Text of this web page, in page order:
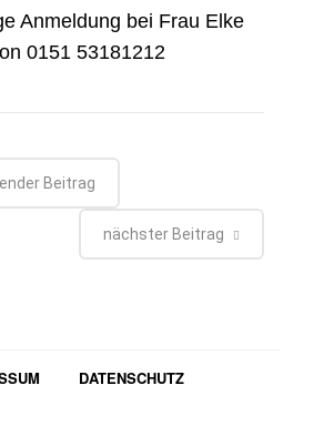
Anmeldung bei Frau Elke
0151 53181212
Beitrag
nächster Beitrag
DATENSCHUTZ